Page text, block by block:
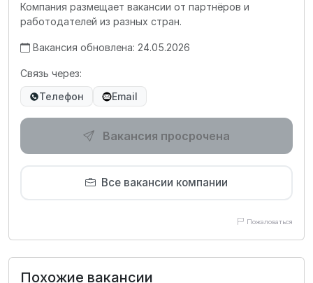
Компания размещает вакансии от партнёров и
работодателей из разных стран.
Вакансия обновлена: 24.05.2026
Связь через:
Телефон
Email
Вакансия просрочена
Все вакансии компании
Пожаловаться
Похожие вакансии